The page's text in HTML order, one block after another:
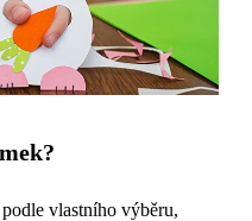
vlastního výběru,